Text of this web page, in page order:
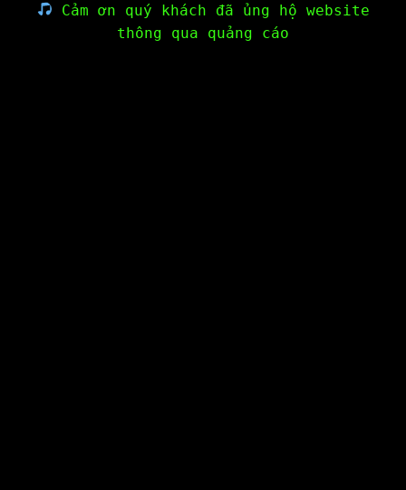
Cảm ơn quý khách đã ủng hộ website
thông qua quảng cáo